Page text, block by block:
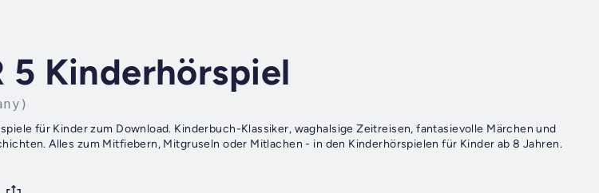
5 Kinderhörspiel
für Kinder zum Download. Kinderbuch-Klassiker, waghalsige Zeitreisen, fantasievolle Märchen und
Alles zum Mitfiebern, Mitgruseln oder Mitlachen - in den Kinderhörspielen für Kinder ab 8 Jahren.